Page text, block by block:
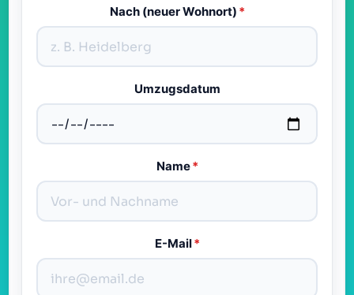
Nach (neuer Wohnort) *
Umzugsdatum
Name*
E-Mail*